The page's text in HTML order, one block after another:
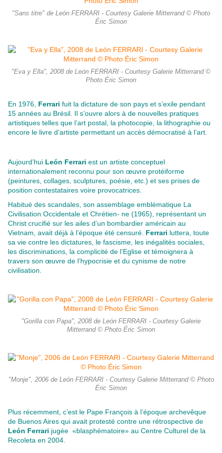
"Sans titre" de León FERRARI - Courtesy Galerie Mitterrand © Photo
Éric Simon
"Eva y Ella", 2008 de León FERRARI - Courtesy Galerie Mitterrand ©
Photo Éric Simon
En 1976, Ferrari fuit la dictature de son pays et s’exile pendant
15 années au Brésil. Il s’ouvre alors à de nouvelles pratiques
artistiques telles que l’art postal, la photocopie, la lithographie ou
encore le livre d’artiste permettant un accès démocratisé à l’art.
Aujourd’hui León Ferrari est un artiste conceptuel
internationalement reconnu pour son œuvre protéiforme
(peintures, collages, sculptures, poésie, etc.) et ses prises de
position contestataires voire provocatrices.
Habitué des scandales, son assemblage emblématique La
Civilisation Occidentale et Chrétien- ne (1965), représentant un
Christ crucifié sur les ailes d’un bombardier américain au
Vietnam, avait déjà à l’époque été censuré. Ferrari luttera, toute
sa vie contre les dictatures, le fascisme, les inégalités sociales,
les discriminations, la complicité de l’Eglise et témoignera à
travers son œuvre de l’hypocrisie et du cynisme de notre
civilisation.
"Gorilla con Papa", 2008 de León FERRARI - Courtesy Galerie
Mitterrand © Photo Éric Simon
"Monje", 2006 de León FERRARI - Courtesy Galerie Mitterrand © Photo
Éric Simon
Plus récemment, c’est le Pape François à l’époque archevêque
de Buenos Aires qui avait protesté contre une rétrospective de
León Ferrari jugée «blasphématoire» au Centre Culturel de la
Recoleta en 2004.